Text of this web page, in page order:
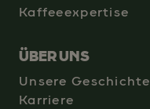
Kaffeeexpertise
ÜBER UNS
Unsere Geschichte
Karriere